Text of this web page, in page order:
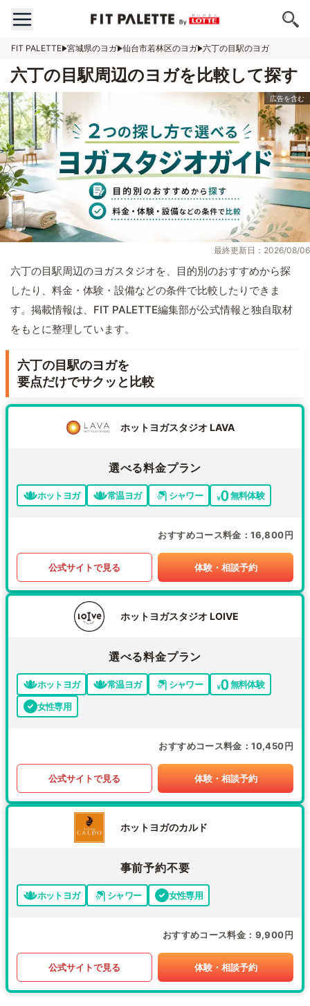
FIT PALETTE 宮城県のヨガ 仙台市若林区のヨガ 六丁の目駅のヨガ
六丁の目駅周辺のヨガを比較して探す
最終更新日：2026/08/06
六丁の目駅周辺のヨガスタジオを、目的別のおすすめから探
したり、料金・体験・設備などの条件で比較したりできま
す。掲載情報は、FIT PALETTE編集部が公式情報と独自取材
をもとに整理しています。
六丁の目駅のヨガを
要点だけでサクッと比較
ホットヨガスタジオ LAVA
選べる料金プラン
ホットヨガ 常温ヨガ シャワー 無料体験
おすすめコース料金 16,800円
公式サイトで見る 体験・相談予約
ホットヨガスタジオ LOIVE
選べる料金プラン
ホットヨガ 常温ヨガ シャワー
無料体験
女性専用
おすすめコース料金 10,450円
公式サイトで見る 体験・相談予約
ホットヨガのカルド
事前予約不要
ホットヨガ シャワー 女性専用
おすすめコース料金 9,900円
公式サイトで見る 体験・相談予約